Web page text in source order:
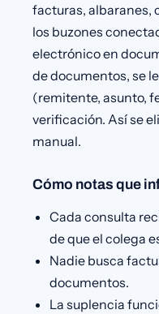
facturas, albaranes,
los buzones
electrónico en
de documentos, se
(remitente, asunto,
verificación. Así se
manual.
Cómo notas que
Cada consulta
de que el colega
Nadie busca
documentos.
La suplencia